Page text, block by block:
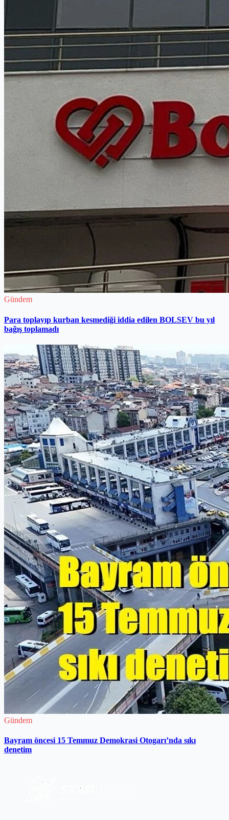
Gündem
Para toplayıp kurban kesmediği iddia edilen BOLSEV bu yıl
bağış toplamadı
Gündem
Bayram öncesi 15 Temmuz Demokrasi Otogarı’nda sıkı
denetim